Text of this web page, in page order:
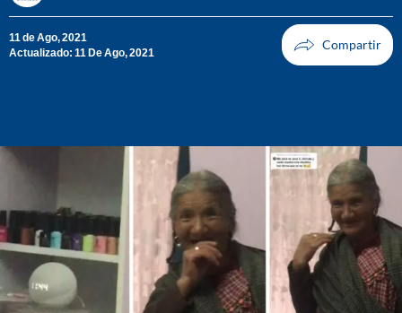
11 de Ago, 2021
Actualizado: 11 De Ago, 2021